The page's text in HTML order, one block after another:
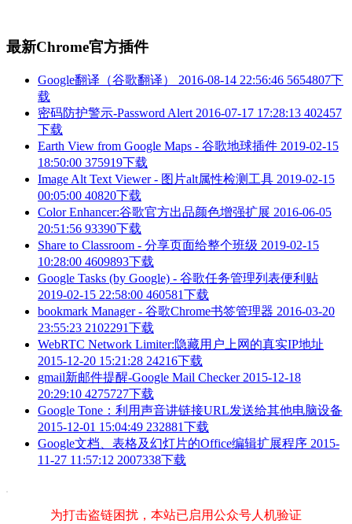
最新Chrome官方插件
Google翻译（谷歌翻译） 2016-08-14 22:56:46 5654807下
载
密码防护警示-Password Alert 2016-07-17 17:28:13 402457
下载
Earth View from Google Maps - 谷歌地球插件 2019-02-15
18:50:00 375919下载
Image Alt Text Viewer - 图片alt属性检测工具 2019-02-15
00:05:00 40820下载
Color Enhancer:谷歌官方出品颜色增强扩展 2016-06-05
20:51:56 93390下载
Share to Classroom - 分享页面给整个班级 2019-02-15
10:28:00 4609893下载
Google Tasks (by Google) - 谷歌任务管理列表便利贴
2019-02-15 22:58:00 460581下载
bookmark Manager - 谷歌Chrome书签管理器 2016-03-20
23:55:23 2102291下载
WebRTC Network Limiter:隐藏用户上网的真实IP地址
2015-12-20 15:21:28 24216下载
gmail新邮件提醒-Google Mail Checker 2015-12-18
20:29:10 4275727下载
Google Tone：利用声音讲链接URL发送给其他电脑设备
2015-12-01 15:04:49 232881下载
Google文档、表格及幻灯片的Office编辑扩展程序 2015-
11-27 11:57:12 2007338下载
为打击盗链困扰，本站已启用公众号人机验证